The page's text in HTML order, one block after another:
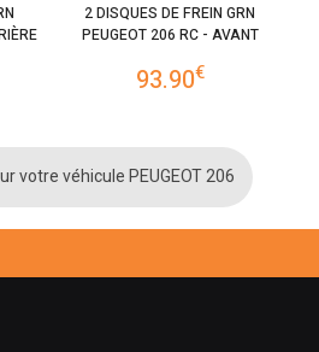
2 DISQUES DE FREIN GRN
PEUGEOT 206 RC - AVANT
93.90€
votre véhicule PEUGEOT 206